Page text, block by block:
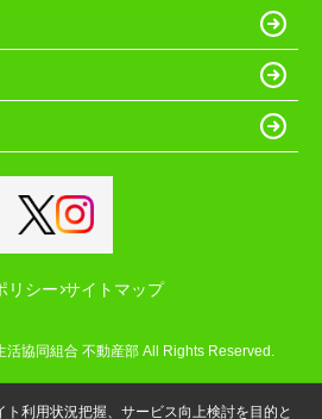
リシー サイトマップ
活協同組合 不動産部 All Rights Reserved.
利用状況把握、サービス向上検討を目的と